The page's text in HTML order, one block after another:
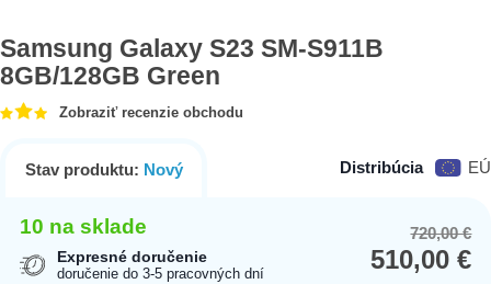
Samsung Galaxy S23 SM-S911B
8GB/128GB Green
Zobraziť recenzie obchodu
Stav produktu: Nový Distribúcia EÚ
10 na sklade
Expresné doručenie
doručenie do 3-5 pracovných dní
720,00€
510,00€